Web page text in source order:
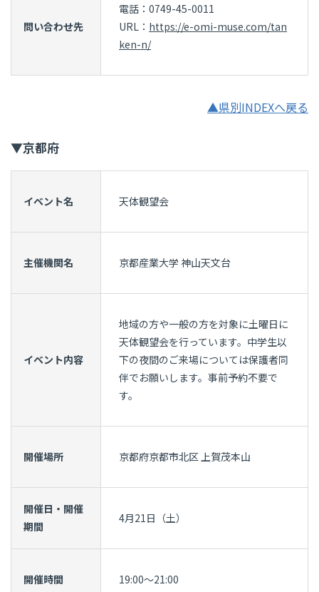
問い合わせ先
電話：0749-45-0011
URL： https://e-omi-muse.com/tan
ken-n/
▲県別INDEXへ戻る
▼京都府
イベント名 天体観望会
主催機関名 京都産業大学 神山天文台
イベント内容
地域の方や一般の方を対象に土曜日に
天体観望会を行っています。中学生以
下の夜間のご来場については保護者同
伴でお願いします。事前予約不要で
す。
開催場所 京都府京都市北区 上賀茂本山
開催日・開催
期間
4月21日（土）
開催時間 19:00～21:00